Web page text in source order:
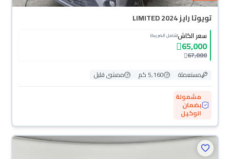
تويوتا رايز LIMITED 2024
سعر الكاش(شامل الضريبة)
65,000
67,000
مستعملة
5,160 كم
ممشى قليل
مشمولة
بضمان
الوكيل